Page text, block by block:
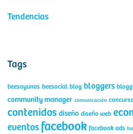
Tendencias
Tags
beesayunos beesocial blog bloggers
community manager comunicación
contenidos diseño diseño web
eventos facebook facebook ads